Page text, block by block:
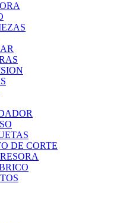
DE CORTE